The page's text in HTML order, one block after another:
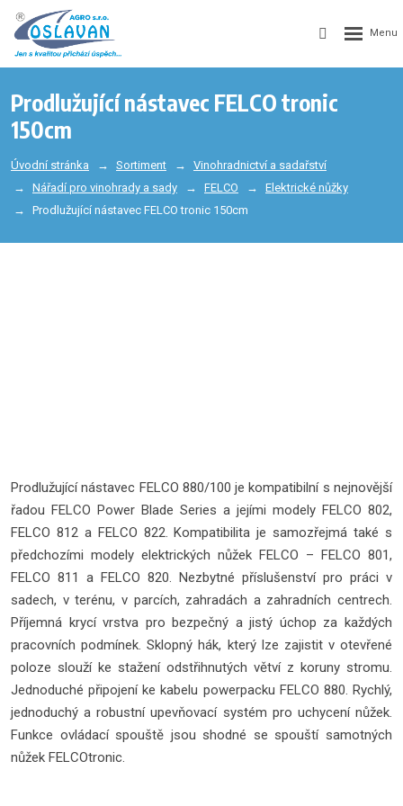
Prodlužující nástavec FELCO tronic
150cm
Úvodní stránka Sortiment
Vinohradnictví a sadařství
Nářadí pro vinohrady a sady
FELCO
Elektrické nůžky
Prodlužující nástavec FELCO tronic 150cm
Prodlužující nástavec FELCO 880/100 je kompatibilní s nejnovější
řadou FELCO Power Blade Series a jejími modely FELCO 802,
FELCO 812 a FELCO 822. Kompatibilita je samozřejmá také s
předchozími modely elektrických nůžek FELCO – FELCO 801,
FELCO 811 a FELCO 820. Nezbytné příslušenství pro práci v
sadech, v terénu, v parcích, zahradách a zahradních centrech.
Příjemná krycí vrstva pro bezpečný a jistý úchop za každých
pracovních podmínek. Sklopný hák, který lze zajistit v otevřené
poloze slouží ke stažení odstřihnutých větví z koruny stromu.
Jednoduché připojení ke kabelu powerpacku FELCO 880. Rychlý,
jednoduchý a robustní upevňovací systém pro uchycení nůžek.
Funkce ovládací spouště jsou shodné se spouští samotných
nůžek FELCOtronic.